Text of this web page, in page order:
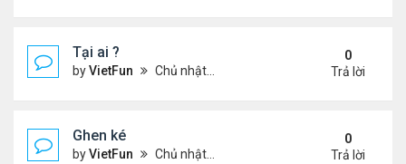
Tại ai ?
byVietFun Chủ nhật Tháng 11 14, 2021 9:21 pm
0
Trả lời
Ghen ké
byVietFun Chủ nhật Tháng 11 14, 2021 9:11 pm
0
Trả lời